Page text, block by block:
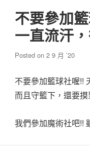
不要參加
一直流汗
Posted on2 9 月 ’20
不要參加籃球社喔!!
而且守籃下，還要
我們參加魔術社吧!!